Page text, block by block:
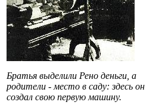
Братья выделили Рено деньги, а
родители - место в саду: здесь он
создал свою первую машину.